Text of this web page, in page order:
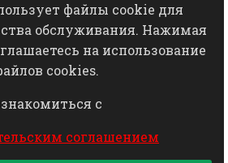
переработка,
любых
сайта разрешается
файлы cookie для
обслуживания. Нажимая
на использование
cookies.
с
соглашением